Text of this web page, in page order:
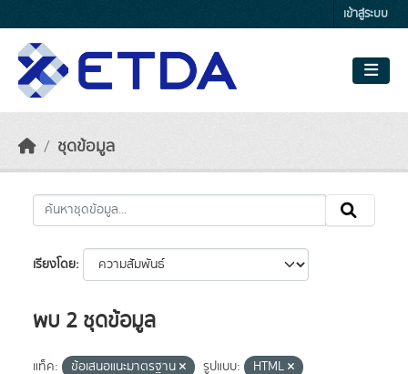
เข้าสู่ระบบ
ชุดข้อมูล
เรียงโดย
พบ 2 ชุดข้อมูล
แท็ค: ข้อเสนอแนะมาตรฐาน รูปแบบ:
HTML